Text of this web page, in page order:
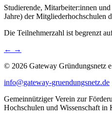
Studierende, Mitarbeiter:innen
Jahre) der Mitgliederhochschulen
Die Teilnehmerzahl ist begrenzt
← →
© 2026 Gateway Gründungsnetz
info@gateway-gruendungsnetz.de
Gemeinnütziger Verein zur
Hochschulen und Wissenschaft in